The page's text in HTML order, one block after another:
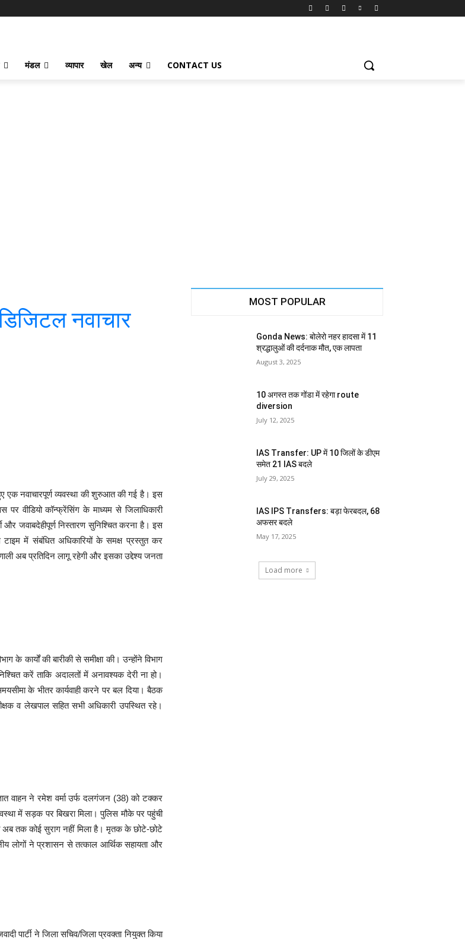
मंडल व्यापार खेल अन्य CONTACT US
नवाचार
हुए एक नवाचारपूर्ण व्यवस्था की शुरुआत की गई है। इस
वीडियो कॉन्फ्रेंसिंग के माध्यम से जिलाधिकारी
जवाबदेहीपूर्ण निस्तारण सुनिश्चित करना है। इस
में संबंधित अधिकारियों के समक्ष प्रस्तुत कर
अब प्रतिदिन लागू रहेगी और इसका उद्देश्य जनता
के कार्यों की बारीकी से समीक्षा की। उन्होंने विभाग
करें ताकि अदालतों में अनावश्यक देरी ना हो।
के भीतर कार्यवाही करने पर बल दिया। बैठक
व लेखपाल सहित सभी अधिकारी उपस्थित रहे।
वाहन ने रमेश वर्मा उर्फ दलगंजन (38) को टक्कर
में सड़क पर बिखरा मिला। पुलिस मौके पर पहुंची
तक कोई सुराग नहीं मिला है। मृतक के छोटे-छोटे
लोगों ने प्रशासन से तत्काल आर्थिक सहायता और
पार्टी ने जिला सचिव/जिला प्रवक्ता नियुक्त किया
MOST POPULAR
Gonda News: बोलेरो नहर हादसा में 11
श्रद्धालुओं की दर्दनाक मौत, एक लापता
August 3, 2025
10 अगस्त तक गोंडा में रहेगा route
diversion
July 12, 2025
IAS Transfer: UP में 10 जिलों के डीएम
समेत 21 IAS बदले
July 29, 2025
IAS IPS Transfers: बड़ा फेरबदल, 68
अफसर बदले
May 17, 2025
Load more